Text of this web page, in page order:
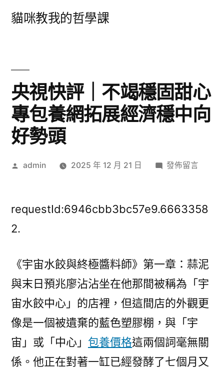
貓咪教我的哲學課
央視快評｜不竭穩固甜心
專包養網拓展經濟穩中向
好勢頭
作
admin 2025 年 12 月 21 日
在
快
竭
穩
固
甜
心
包
養
發佈留言
requestId:6946cbb3bc57e9.6663358
2.
《宇宙水餃與終極醬料師》第一章：蒜泥
與末日預兆廖沾沾坐在他那間被稱為「宇
宙水餃中心」的店裡，但這間店的外觀更
像是一個被遺棄的藍色塑膠棚，與「宇
宙」或「中心」 包養價格這兩個詞毫無關
係。他正在對著一缸已經發酵了七個月又